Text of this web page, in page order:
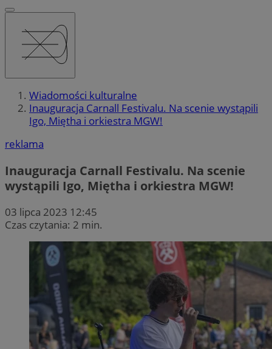
Wiadomości kulturalne
Inauguracja Carnall Festivalu. Na scenie wystąpili
Igo, Miętha i orkiestra MGW!
reklama
Inauguracja Carnall Festivalu. Na scenie
wystąpili Igo, Miętha i orkiestra MGW!
03 lipca 2023 12:45
Czas czytania: 2 min.